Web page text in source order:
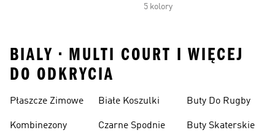
5 kolory
BIALY • MULTI COURT I WIĘCEJ
DO ODKRYCIA
Płaszcze Zimowe
Kombinezony
Białe Koszulki
Czarne Spodnie
Buty Do Rugby
Buty Skaterskie